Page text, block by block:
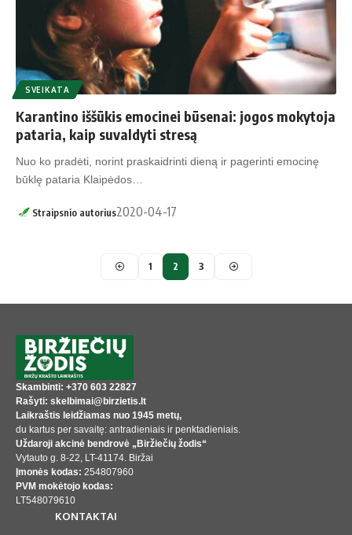
SVEIKATA
Karantino iššūkis emocinei būsenai: jogos mokytoja
pataria, kaip suvaldyti stresą
Nuo ko pradėti, norint praskaidrinti dieną ir pagerinti emocinę
būklę pataria Klaipėdos…
Straipsnio autorius2020-04-17
1 2 3
Skambinti: +370 603 22827
Rašyti: skelbimai@birzietis.lt
Laikraštis leidžiamas nuo 1945 metų,
du kartus per savaitę: antradieniais ir penktadieniais.
Uždaroji akcinė bendrovė „Biržiečių žodis“
Vytauto g. 8-22, LT-41174. Biržai
Įmonės kodas: 254807960
PVM mokėtojo kodas:
LT548079610
KONTAKTAI